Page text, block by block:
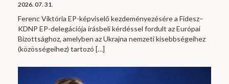
2026. 07. 31.
Ferenc Viktória EP-képviselő kezdeményezésére a Fidesz–
KDNP EP-delegációja írásbeli kérdéssel fordult az Európai
Bizottsághoz, amelyben az Ukrajna nemzeti kisebbségeihez
(közösségeihez) tartozó […]